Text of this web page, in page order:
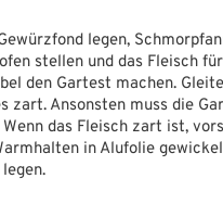
legen,
stellen und das Fleisch
den Gartest machen.
zart. Ansonsten muss die
das Fleisch zart ist,
in Alufolie